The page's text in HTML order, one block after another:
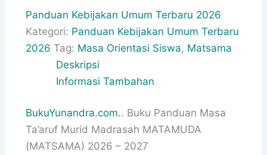
Panduan Kebijakan Umum Terbaru 2026
Kategori: Panduan Kebijakan Umum Terbaru
2026 Tag: Masa Orientasi Siswa, Matsama
Deskripsi
Informasi Tambahan
BukuYunandra.com.. Buku Panduan Masa
Ta’aruf Murid Madrasah MATAMUDA
(MATSAMA) 2026 – 2027